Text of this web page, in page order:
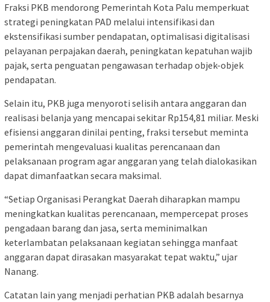
Fraksi PKB mendorong Pemerintah Kota Palu memperkuat
strategi peningkatan PAD melalui intensifikasi dan
ekstensifikasi sumber pendapatan, optimalisasi digitalisasi
pelayanan perpajakan daerah, peningkatan kepatuhan wajib
pajak, serta penguatan pengawasan terhadap objek-objek
pendapatan.
Selain itu, PKB juga menyoroti selisih antara anggaran dan
realisasi belanja yang mencapai sekitar Rp154,81 miliar. Meski
efisiensi anggaran dinilai penting, fraksi tersebut meminta
pemerintah mengevaluasi kualitas perencanaan dan
pelaksanaan program agar anggaran yang telah dialokasikan
dapat dimanfaatkan secara maksimal.
“Setiap Organisasi Perangkat Daerah diharapkan mampu
meningkatkan kualitas perencanaan, mempercepat proses
pengadaan barang dan jasa, serta meminimalkan
keterlambatan pelaksanaan kegiatan sehingga manfaat
anggaran dapat dirasakan masyarakat tepat waktu,” ujar
Nanang.
Catatan lain yang menjadi perhatian PKB adalah besarnya